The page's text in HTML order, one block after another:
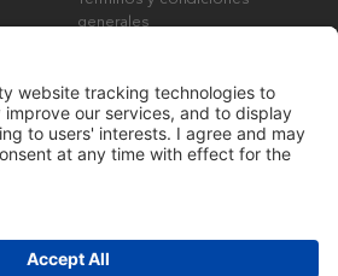
generales
Brands AB 2023. Todos los derechos